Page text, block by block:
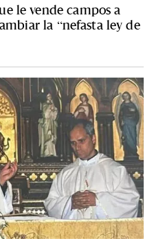
le vende campos a
la “nefasta ley de